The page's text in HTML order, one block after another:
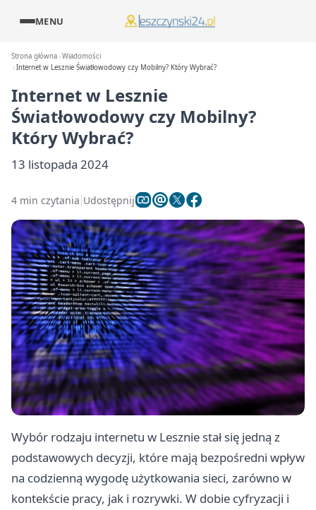
MENU
Strona główna Wiadomości
Internet w Lesznie Światłowodowy czy Mobilny? Który Wybrać?
Internet w Lesznie
Światłowodowy czy Mobilny?
Który Wybrać?
13 listopada 2024
4 min czytania Udostępnij
Wybór rodzaju internetu w Lesznie stał się jedną z
podstawowych decyzji, które mają bezpośredni wpływ
na codzienną wygodę użytkowania sieci, zarówno w
kontekście pracy, jak i rozrywki. W dobie cyfryzacji i